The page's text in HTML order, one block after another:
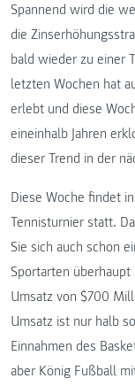
Spannend wird die
die
bald wieder zu einer
letzten Wochen hat
erlebt und diese
eineinhalb Jahren
dieser Trend in der
Diese Woche findet
Tennisturnier statt.
Sie sich auch schon
Sportarten
Umsatz von $700
Umsatz ist nur halb
Einnahmen des
aber König Fußball